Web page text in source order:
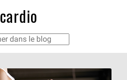
cardio